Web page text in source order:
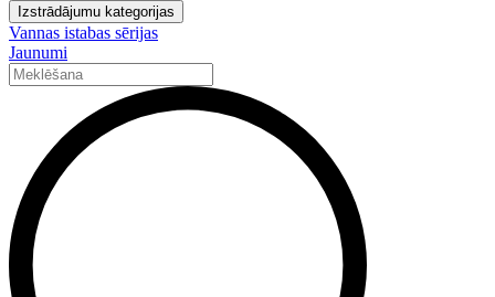
Izstrādājumu kategorijas
Vannas istabas sērijas
Jaunumi